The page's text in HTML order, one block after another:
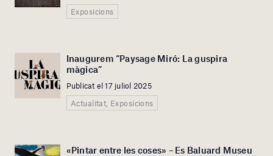
Exposicions
Inaugurem “Paysage Miró: La guspira
màgica”
Publicat el 17 juliol 2025
Actualitat, Exposicions
«Pintar entre les coses» – Es Baluard Museu